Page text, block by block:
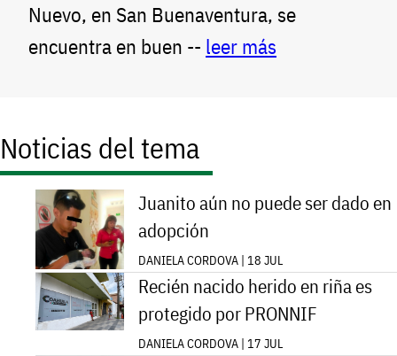
Nuevo, en San Buenaventura, se
encuentra en buen -- leer más
Noticias del tema
Juanito aún no puede ser dado en
adopción
DANIELA CORDOVA | 18 JUL
Recién nacido herido en riña es
protegido por PRONNIF
DANIELA CORDOVA | 17 JUL